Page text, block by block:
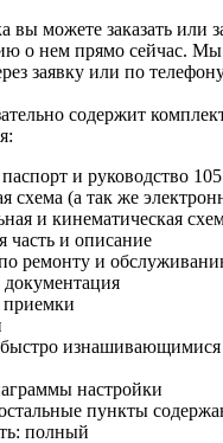
вы можете заказать или
о нем прямо сейчас.
заявку или по
содержит
и руководство
схема (а так же
и кинематическая
часть и описание
ремонту и
приемки
настройки
пункты
полный